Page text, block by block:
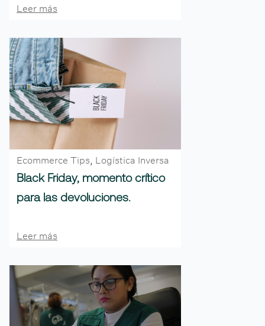
Leer más
Ecommerce Tips Logística Inversa
Black Friday, momento crítico
para las devoluciones.
Leer más